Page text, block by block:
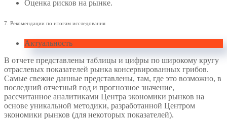
Оценка рисков на рынке.
7. Рекомендации по итогам исследования
Актуальность
В отчете представлены таблицы и цифры по широкому кругу
отраслевых показателей рынка консервированных грибов.
Самые свежие данные представлены, там, где это возможно, в
последний отчетный год и прогнозное значение,
рассчитанное аналитиками Центра экономики рынков на
основе уникальной методики, разработанной Центром
экономики рынков (для некоторых показателей).